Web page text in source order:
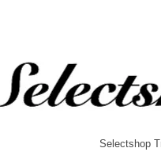
Selectshop